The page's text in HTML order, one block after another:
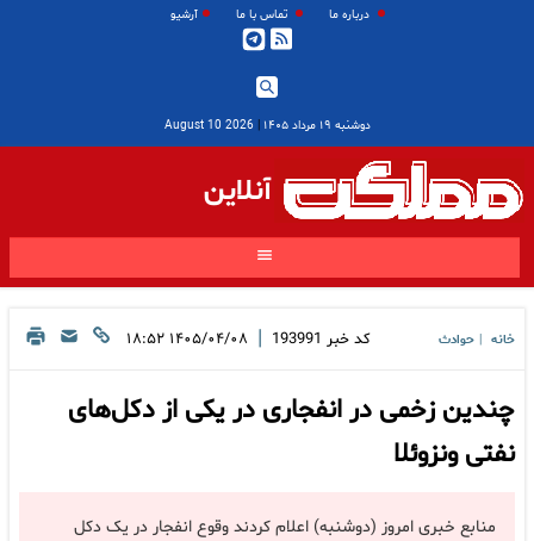
درباره ما تماس با ما آرشیو
دوشنبه ۱۹ مرداد ۱۴۰۵ |
2026 August 10
آنلاین
خانه حوادث کد خبر 193991
| ۱۴۰۵/۰۴/۰۸ ۱۸:۵۲
چندین زخمی در انفجاری در یکی از دکل‌های
نفتی ونزوئلا
منابع خبری امروز (دوشنبه) اعلام کردند وقوع انفجار در یک دکل